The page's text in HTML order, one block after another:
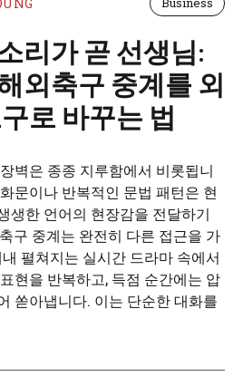
리가 곧 선생님:
외축구 중계를 외
로 바꾸는 법
벽은 종종 지루함에서 비롯됩니
문이나 반복적인 문법 패턴은 현
생한 언어의 현장감을 전달하기
구 중계는 완전히 다른 접근을 가
펼쳐지는 실시간 드라마 속에서
현을 반복하고, 득점 순간에는 압
쏟아냅니다. 이는 단순한 대화를